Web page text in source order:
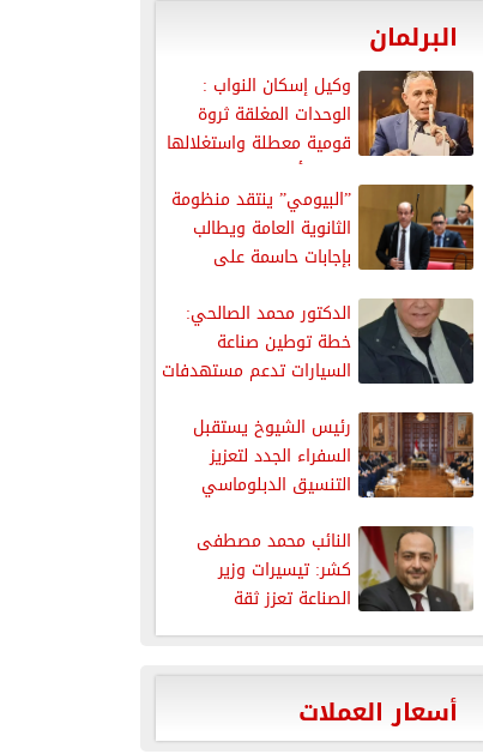
البرلمان
وكيل إسكان النواب :
الوحدات المغلقة ثروة
قومية معطلة واستغلالها
يخفف أزمة...
”البيومي” ينتقد منظومة
الثانوية العامة ويطالب
بإجابات حاسمة على
الدكتور محمد الصالحي:
خطة توطين صناعة
السيارات تدعم مستهدفات
رئيس الشيوخ يستقبل
السفراء الجدد لتعزيز
التنسيق الدبلوماسي
النائب محمد مصطفى
كشر: تيسيرات وزير
الصناعة تعزز ثقة
المستثمرين وتدفع عجلة...
أسعار العملات